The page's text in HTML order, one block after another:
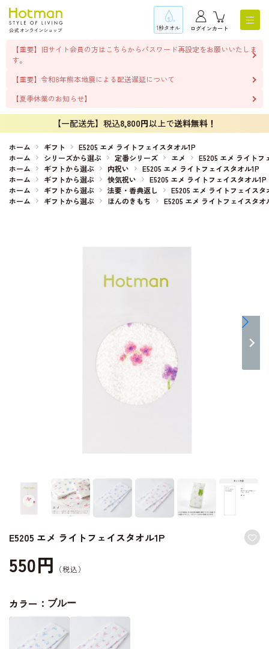
1秒タオル ログインカート
【重要】旧サイト会員の方はこちらからパスワード再設定をお願いいたしま
す。
【重要】令和8年熊本地震による配送遅延について
【夏季休業のお知らせ】
【一配送先】税込8,800円以上で送料無料！
ホーム ギフト
E5205 エメ ライトフェイスタオル1P
ホーム
シリーズから選ぶ 定番シリーズ エメ
E5205 エメ ライトフ
ホーム
ギフトから選ぶ 内祝い
E5205 エメ ライトフェイスタオル1P
ホーム
ギフトから選ぶ 快気祝い
E5205 エメ ライトフェイスタオル1P
ホーム
ギフトから選ぶ 法要・香典返し
E5205 エメ ライトフェイスタ
ホーム
ギフトから選ぶ ほんのきもち E5205 エメ ライトフェイスタオ
E5205 エメ ライトフェイスタオル1P
550円
カラー： ブルー